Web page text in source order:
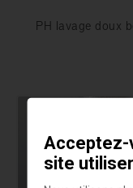
PH lavage doux
Acceptez-
site